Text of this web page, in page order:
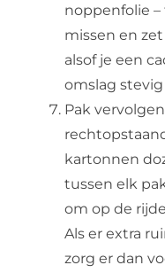
noppenfolie
missen en
alsof je een
omslag stevig
Pak
kartonnen
tussen elk
om op de
Als er extra
zorg er dan